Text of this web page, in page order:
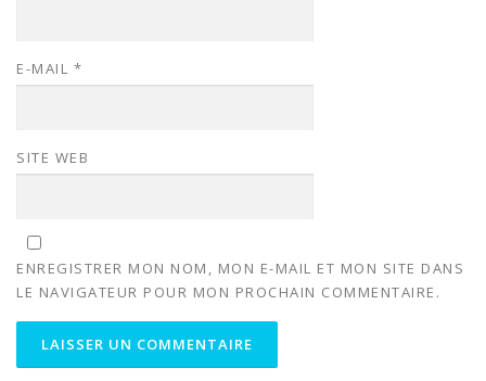
E-MAIL *
SITE WEB
ENREGISTRER MON NOM, MON E-MAIL ET MON SITE DANS
LE NAVIGATEUR POUR MON PROCHAIN COMMENTAIRE.